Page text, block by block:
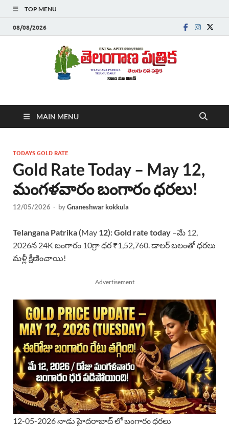
TOP MENU
08/08/2026
Telanganapatrika
,Latest Telangana News, Rajanna Sircilla News, Telangana
Breaking News, Telugu Newspaper Online, Today Telugu News,
తెలుగు వార్తలు , బ్రేకింగ్ న్యూస్ తెలుగులో , తెలంగాణ లో తాజా అప్‌డేట్స్ ,
తెలుగు న్యూస్ పేపర్
MAIN MENU
TODAYS GOLD RATE
Gold Rate Today – May 12,
మంగళవారం బంగారం ధరలు!
12/05/2026 - byGnaneshwar kokkula
Telangana Patrika (May 12):Gold rate today –మే 12,
2026న 24K బంగారం 10గ్రా ధర ₹1,52,760. డాలర్ బలంతో ధరలు
మళ్లీ క్షీణించాయి!
Advertisement
12-05-2026 నాడు హైదరాబాద్ లో బంగారం ధరలు